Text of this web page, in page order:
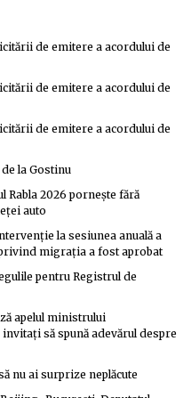
de emitere a acordului de
de emitere a acordului de
de emitere a acordului de
la Gostinu
Rabla 2026 pornește fără
auto
la sesiunea anuală a
privind migrația a fost aprobat
pentru Registrul de
apelul ministrului
să spună adevărul despre
nu ai surprize neplăcute